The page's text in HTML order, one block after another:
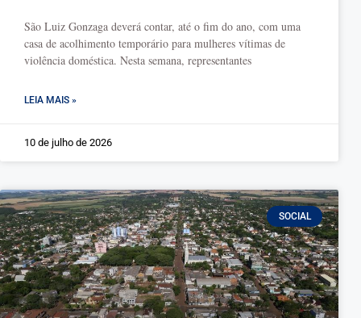
São Luiz Gonzaga deverá contar, até o fim do ano, com uma
casa de acolhimento temporário para mulheres vítimas de
violência doméstica. Nesta semana, representantes
LEIA MAIS »
10 de julho de 2026
SOCIAL